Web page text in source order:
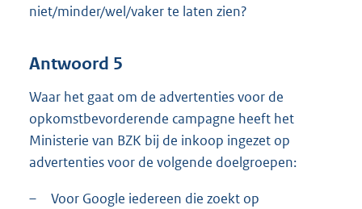
niet/minder/wel/vaker te laten zien?
Antwoord 5
Waar het gaat om de advertenties voor de
opkomstbevorderende campagne heeft het
Ministerie van BZK bij de inkoop ingezet op
advertenties voor de volgende doelgroepen:
–
Voor Google iedereen die zoekt op